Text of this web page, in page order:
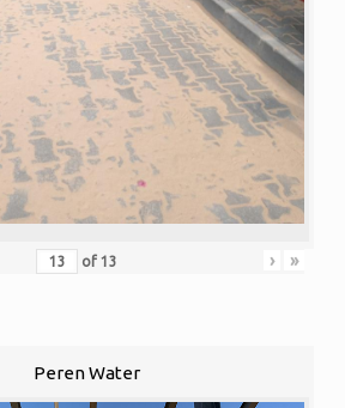
of 13 › »
Peren Water